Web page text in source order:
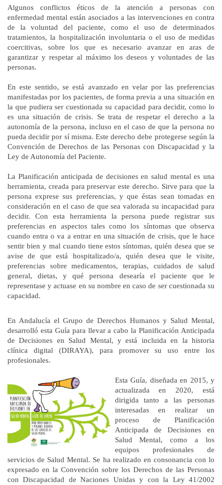
Algunos conflictos éticos de la atención a personas con
enfermedad mental están asociados a las intervenciones en contra
de la voluntad del paciente, como el uso de determinados
tratamientos, la hospitalización involuntaria o el uso de medidas
coercitivas, sobre los que es necesario avanzar en aras de
garantizar y respetar al máximo los deseos y voluntades de las
personas.
En este sentido, se está avanzado en velar por las preferencias
manifestadas por los pacientes, de forma previa a una situación en
la que pudiera ser cuestionada su capacidad para decidir, como lo
es una situación de crisis. Se trata de respetar el derecho a la
autonomía de la persona, incluso en el caso de que la persona no
pueda decidir por sí misma. Este derecho debe protegerse según la
Convención de Derechos de las Personas con Discapacidad y la
Ley de Autonomía del Paciente.
La Planificación anticipada de decisiones en salud mental es una
herramienta, creada para preservar este derecho. Sirve para que la
persona exprese sus preferencias, y que éstas sean tomadas en
consideración en el caso de que sea valorada su incapacidad para
decidir. Con esta herramienta la persona puede registrar sus
preferencias en aspectos tales como los síntomas que observa
cuando entra o va a entrar en una situación de crisis, que le hace
sentir bien y mal cuando tiene estos síntomas, quién desea que se
avise de que está hospitalizado/a, quién desea que le visite,
preferencias sobre medicamentos, terapias, cuidados de salud
general, dietas, y qué persona desearía el paciente que le
representase y actuase en su nombre en caso de ser cuestionada su
capacidad.
En Andalucía el Grupo de Derechos Humanos y Salud Mental,
desarrolló esta Guía para llevar a cabo la Planificación Anticipada
de Decisiones en Salud Mental, y está incluida en la historia
clínica digital (DIRAYA), para promover su uso entre los
profesionales.
Esta Guía, diseñada en 2015, y
actualizada en 2020, está
dirigida tanto a las personas
interesadas en realizar un
proceso de Planificación
Anticipada de Decisiones en
Salud Mental, como a los
equipos profesionales de
servicios de Salud Mental. Se ha realizado en consonancia con lo
expresado en la Convención sobre los Derechos de las Personas
con Discapacidad de Naciones Unidas y con la Ley 41/2002